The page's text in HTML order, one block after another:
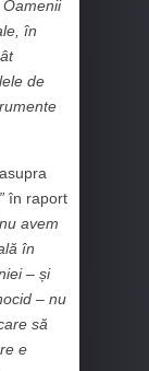
în
de
în raport
avem
în
– și
– nu
să
e